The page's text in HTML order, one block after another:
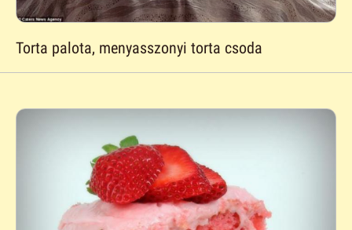
Torta palota, menyasszonyi torta csoda